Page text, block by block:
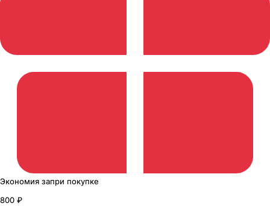
Экономия запри покупке
800 ₽